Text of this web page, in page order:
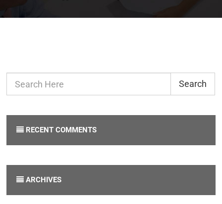
Search
RECENT COMMENTS
ARCHIVES